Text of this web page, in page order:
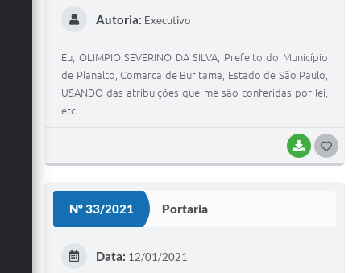
BAIXAR
Autoria: Executivo
Eu, OLIMPIO SEVERINO DA SILVA, Prefeito do Município
de Planalto, Comarca de Buritama, Estado de São Paulo,
USANDO das atribuições que me são conferidas por lei,
etc.
Nº 33/2021 Portaria
Data: 12/01/2021